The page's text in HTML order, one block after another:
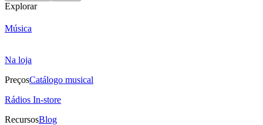
Explorar
Música
Na loja
PreçosCatálogo musical
Rádios In-store
RecursosBlog